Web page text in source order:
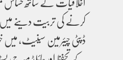
کرنے کی تربیت دینے
ڈپٹی چیئرمین سینیٹ،